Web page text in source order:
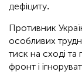
дефіциту.
Противник
особливих
тиск на сході та
фронт і